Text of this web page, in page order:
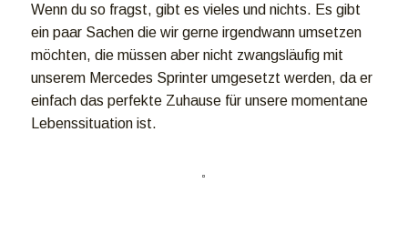
Wenn du so fragst, gibt es vieles und nichts. Es gibt
ein paar Sachen die wir gerne irgendwann umsetzen
möchten, die müssen aber nicht zwangsläufig mit
unserem Mercedes Sprinter umgesetzt werden, da er
einfach das perfekte Zuhause für unsere momentane
Lebenssituation ist.